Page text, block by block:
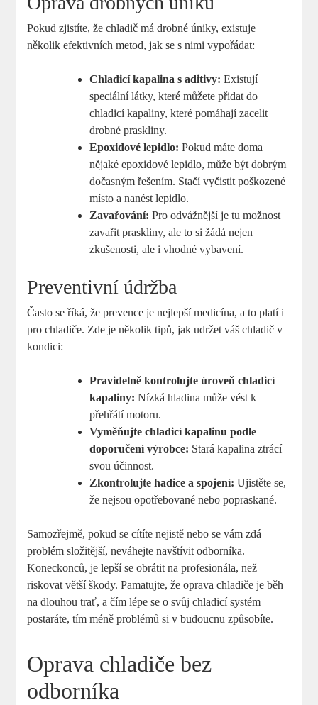
Pokud zjistíte, že chladič má drobné úniky, existuje
několik efektivních metod, jak se s nimi vypořádat:
Chladicí kapalina s aditivy: Existují
speciální látky, které můžete přidat do
chladicí kapaliny, které pomáhají zacelit
drobné praskliny.
Epoxidové lepidlo: Pokud máte doma
nějaké epoxidové lepidlo, může být dobrým
dočasným řešením. Stačí vyčistit poškozené
místo a nanést lepidlo.
Zavařování: Pro odvážnější je tu možnost
zavařit praskliny, ale to si žádá nejen
zkušenosti, ale i vhodné vybavení.
Preventivní údržba
Často se říká, že prevence je nejlepší medicína, a to platí i
pro chladiče. Zde je několik tipů, jak udržet váš chladič v
kondici:
Pravidelně kontrolujte úroveň chladicí
kapaliny: Nízká hladina může vést k
přehřátí motoru.
Vyměňujte chladicí kapalinu podle
doporučení výrobce: Stará kapalina ztrácí
svou účinnost.
Zkontrolujte hadice a spojení: Ujistěte se,
že nejsou opotřebované nebo popraskané.
Samozřejmě, pokud se cítíte nejistě nebo se vám zdá
problém složitější, neváhejte navštívit odborníka.
Koneckonců, je lepší se obrátit na profesionála, než
riskovat větší škody. Pamatujte, že oprava chladiče je běh
na dlouhou trať, a čím lépe se o svůj chladicí systém
postaráte, tím méně problémů si v budoucnu způsobíte.
Oprava chladiče bez
odborníka